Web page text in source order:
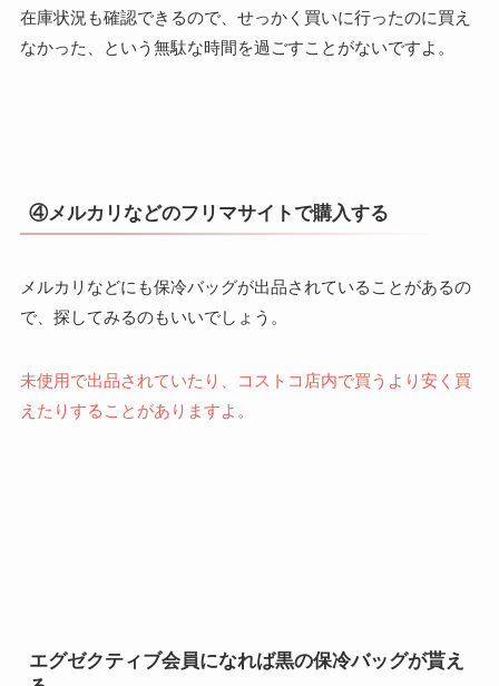
在庫状況も確認できるので、せっかく買いに行ったのに買え
なかった、という無駄な時間を過ごすことがないですよ。
④メルカリなどのフリマサイトで購入する
メルカリなどにも保冷バッグが出品されていることがあるの
で、探してみるのもいいでしょう。
未使用で出品されていたり、コストコ店内で買うより安く買
えたりすることがありますよ。
エグゼクティブ会員になれば黒の保冷バッグが貰え